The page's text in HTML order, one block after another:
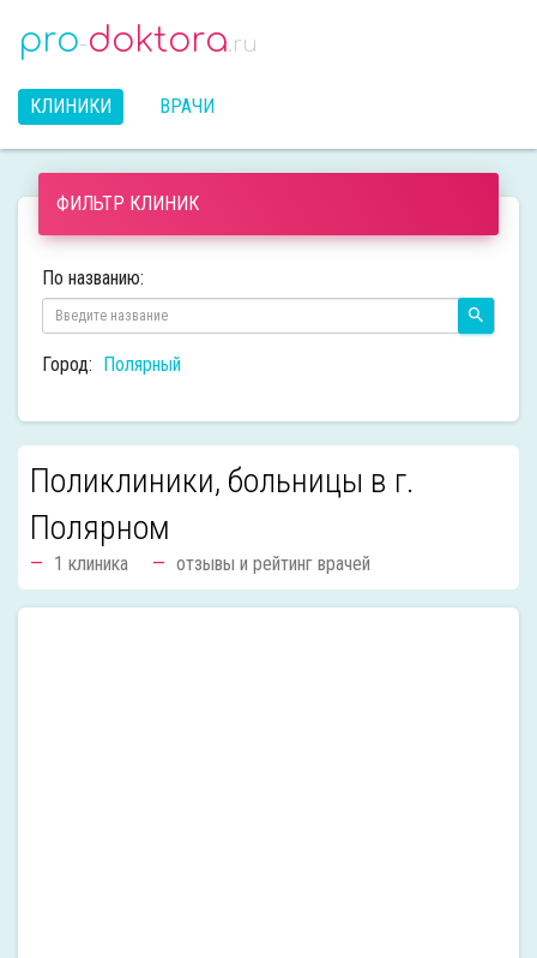
pro-doktora.ru
КЛИНИКИ ВРАЧИ
ФИЛЬТР КЛИНИК
По названию:
Город: Полярный
Поликлиники, больницы в г.
Полярном
1 клиника отзывы и рейтинг врачей